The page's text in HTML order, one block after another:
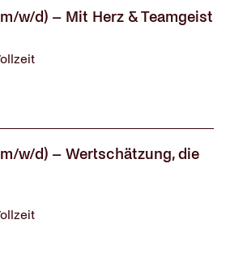
w/d) – Mit Herz & Teamgeist
w/d) – Wertschätzung, die